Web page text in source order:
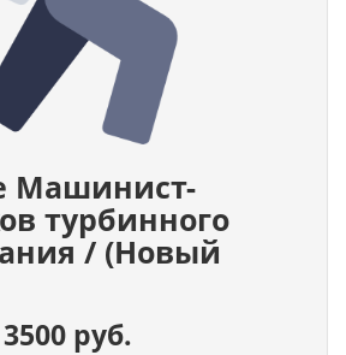
Машинист-
турбинного
/ (Новый
руб.